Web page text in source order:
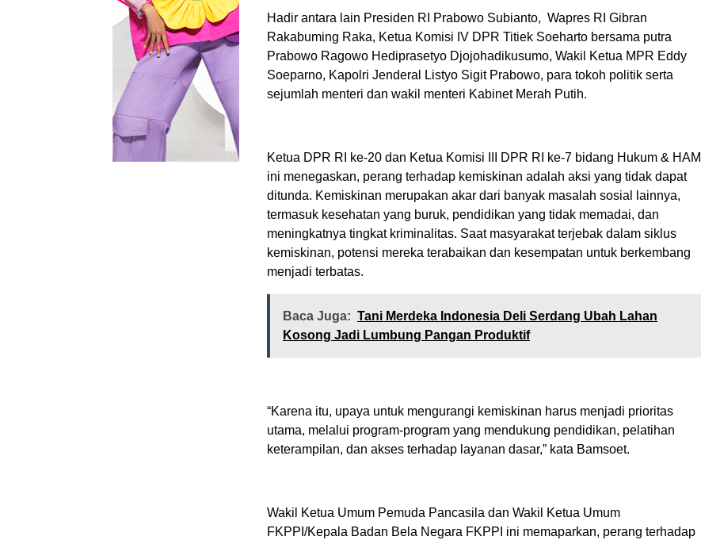
Hadir antara lain Presiden RI Prabowo Subianto, Wapres RI Gibran
Rakabuming Raka, Ketua Komisi IV DPR Titiek Soeharto bersama putra
Prabowo Ragowo Hediprasetyo Djojohadikusumo, Wakil Ketua MPR Eddy
Soeparno, Kapolri Jenderal Listyo Sigit Prabowo, para tokoh politik serta
sejumlah menteri dan wakil menteri Kabinet Merah Putih.
Ketua DPR RI ke-20 dan Ketua Komisi III DPR RI ke-7 bidang Hukum & HAM
ini menegaskan, perang terhadap kemiskinan adalah aksi yang tidak dapat
ditunda. Kemiskinan merupakan akar dari banyak masalah sosial lainnya,
termasuk kesehatan yang buruk, pendidikan yang tidak memadai, dan
meningkatnya tingkat kriminalitas. Saat masyarakat terjebak dalam siklus
kemiskinan, potensi mereka terabaikan dan kesempatan untuk berkembang
menjadi terbatas.
Baca Juga: Tani Merdeka Indonesia Deli Serdang Ubah Lahan
Kosong Jadi Lumbung Pangan Produktif
“Karena itu, upaya untuk mengurangi kemiskinan harus menjadi prioritas
utama, melalui program-program yang mendukung pendidikan, pelatihan
keterampilan, dan akses terhadap layanan dasar,” kata Bamsoet.
Wakil Ketua Umum Pemuda Pancasila dan Wakil Ketua Umum
FKPPI/Kepala Badan Bela Negara FKPPI ini memaparkan, perang terhadap